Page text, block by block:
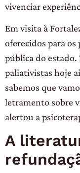
vivenciar
Em visita à
oferecidos para os
pública do estado.
paliativistas hoje
sabemos que
letramento sobre
alertou a
A